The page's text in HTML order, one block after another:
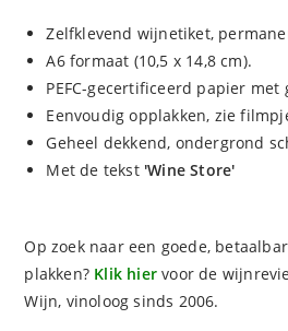
Zelfklevend wijnetiket,
A6 formaat (10,5 x 14,8 cm).
PEFC-gecertificeerd papier met
Eenvoudig opplakken, zie
Geheel dekkend, ondergrond
Met de tekst 'Wine Store'
Op zoek naar een goede,
plakken? Klik hier voor de
Wijn, vinoloog sinds 2006.